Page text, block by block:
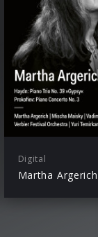
Digital